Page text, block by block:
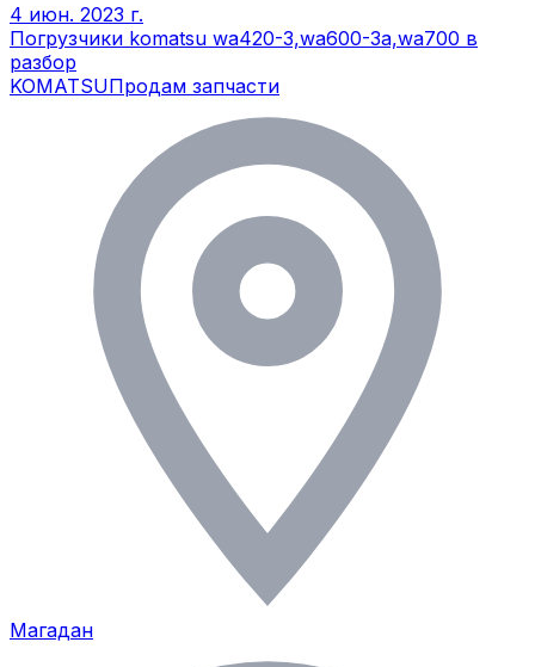
4 июн. 2023 г.
Погрузчики komatsu wa420-3,wa600-3a,wa700 в
разбор
KOMATSUПродам запчасти
Магадан